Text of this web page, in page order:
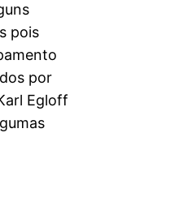
pois
por
Egloff